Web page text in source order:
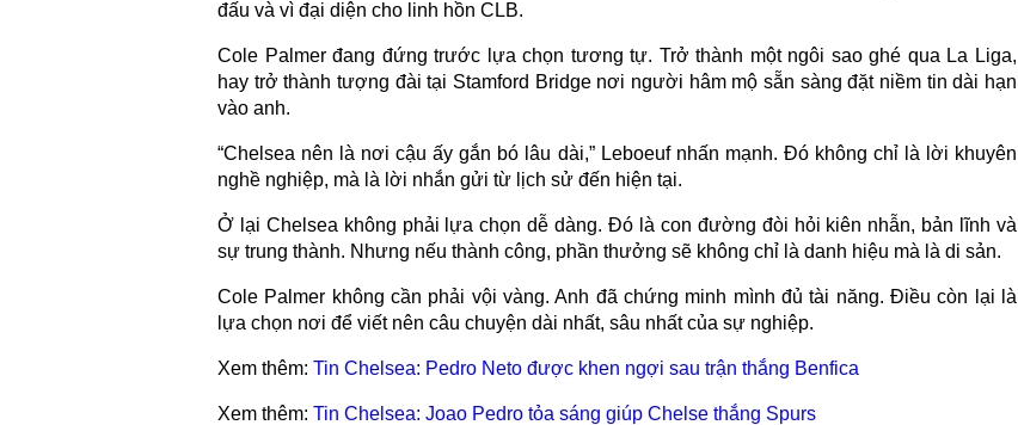
đấu và vì đại diện cho linh hồn CLB.
Cole Palmer đang đứng trước lựa chọn tương tự. Trở thành một ngôi sao ghé qua La Liga,
hay trở thành tượng đài tại Stamford Bridge nơi người hâm mộ sẵn sàng đặt niềm tin dài hạn
vào anh.
“Chelsea nên là nơi cậu ấy gắn bó lâu dài,” Leboeuf nhấn mạnh. Đó không chỉ là lời khuyên
nghề nghiệp, mà là lời nhắn gửi từ lịch sử đến hiện tại.
Ở lại Chelsea không phải lựa chọn dễ dàng. Đó là con đường đòi hỏi kiên nhẫn, bản lĩnh và
sự trung thành. Nhưng nếu thành công, phần thưởng sẽ không chỉ là danh hiệu mà là di sản.
Cole Palmer không cần phải vội vàng. Anh đã chứng minh mình đủ tài năng. Điều còn lại là
lựa chọn nơi để viết nên câu chuyện dài nhất, sâu nhất của sự nghiệp.
Xem thêm: Tin Chelsea: Pedro Neto được khen ngợi sau trận thắng Benfica
Xem thêm: Tin Chelsea: Joao Pedro tỏa sáng giúp Chelse thắng Spurs